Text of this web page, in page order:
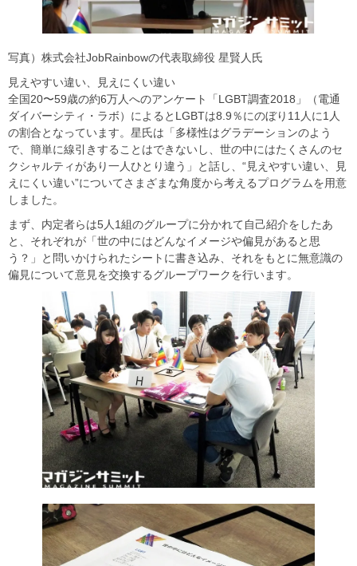
写真）株式会社JobRainbowの代表取締役 星賢人氏
見えやすい違い、見えにくい違い
全国20〜59歳の約6万人へのアンケート「LGBT調査2018」（電通
ダイバーシティ・ラボ）によるとLGBTは8.9％にのぼり11人に1人
の割合となっています。星氏は「多様性はグラデーションのよう
で、簡単に線引きすることはできないし、世の中にはたくさんのセ
クシャルティがあり一人ひとり違う」と話し、“見えやすい違い、見
えにくい違い”についてさまざまな角度から考えるプログラムを用意
しました。
まず、内定者らは5人1組のグループに分かれて自己紹介をしたあ
と、それぞれが「世の中にはどんなイメージや偏見があると思
う？」と問いかけられたシートに書き込み、それをもとに無意識の
偏見について意見を交換するグループワークを行います。